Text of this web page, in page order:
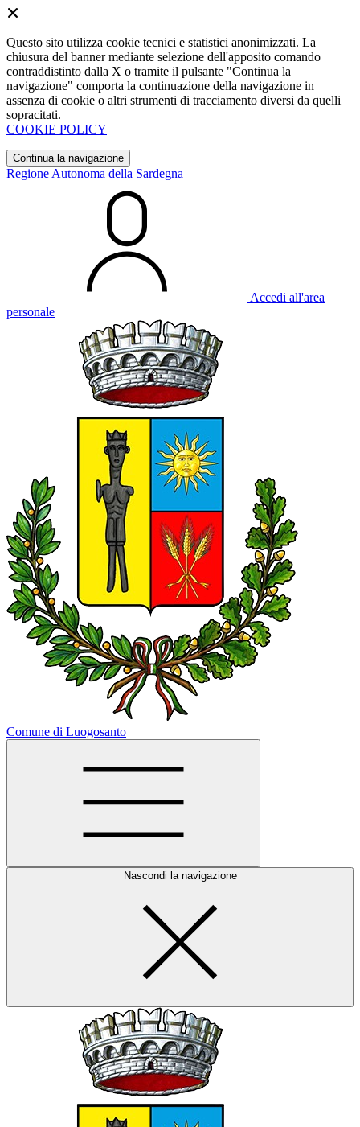
Questo sito utilizza cookie tecnici e statistici anonimizzati. La
chiusura del banner mediante selezione dell'apposito comando
contraddistinto dalla X o tramite il pulsante "Continua la
navigazione" comporta la continuazione della navigazione in
assenza di cookie o altri strumenti di tracciamento diversi da quelli
sopracitati.
COOKIE POLICY
Continua la navigazione
Regione Autonoma della Sardegna
Accedi all'area
personale
Comune di Luogosanto
Nascondi la navigazione